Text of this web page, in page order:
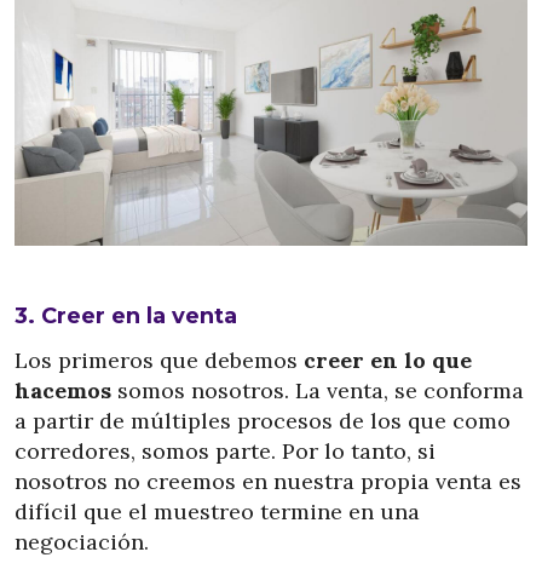
3. Creer en la venta
Los primeros que debemos creer en lo que
hacemos somos nosotros. La venta, se conforma
a partir de múltiples procesos de los que como
corredores, somos parte. Por lo tanto, si
nosotros no creemos en nuestra propia venta es
difícil que el muestreo termine en una
negociación.